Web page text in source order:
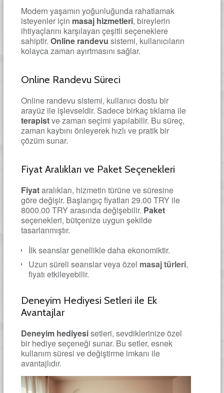
Modern yaşamın yoğunluğunda rahatlamak
isteyenler için masaj hizmetleri, bireylerin
ihtiyaçlarını karşılayan çeşitli seçeneklere
sahiptir. Online randevu sistemi, kullanıcıların
kolayca zaman ayırtmasını sağlar.
Online Randevu Süreci
Online randevu sistemi, kullanıcı dostu bir
arayüz ile işlevseldir. Sadece birkaç tıklama ile
terapistve zaman seçimi yapılabilir. Bu süreç,
zaman kaybını önleyerek hızlı ve pratik bir
çözüm sunar.
Fiyat Aralıkları ve Paket Seçenekleri
Fiyataralıkları, hizmetin türüne ve süresine
göre değişir. Başlangıç fiyatları 29.00 TRY ile
8000.00 TRY arasında değişebilir. Paket
seçenekleri, bütçenize uygun şekilde
tasarlanmıştır.
İlk seanslar genellikle daha ekonomiktir.
Uzun süreli seanslar veya özel masaj türleri,
fiyatı etkileyebilir.
Deneyim Hediyesi Setleri ile Ek
Avantajlar
Deneyim hediyesisetleri, sevdiklerinize özel
bir hediye seçeneği sunar. Bu setler, esnek
kullanım süresi ve değiştirme imkanı ile
avantajlıdır.